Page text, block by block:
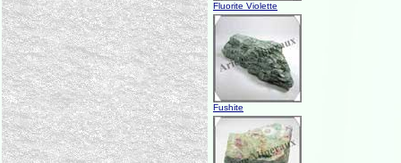
Fluorite Violette
Fushite